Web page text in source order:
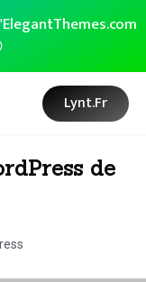
Lynt.fr
de